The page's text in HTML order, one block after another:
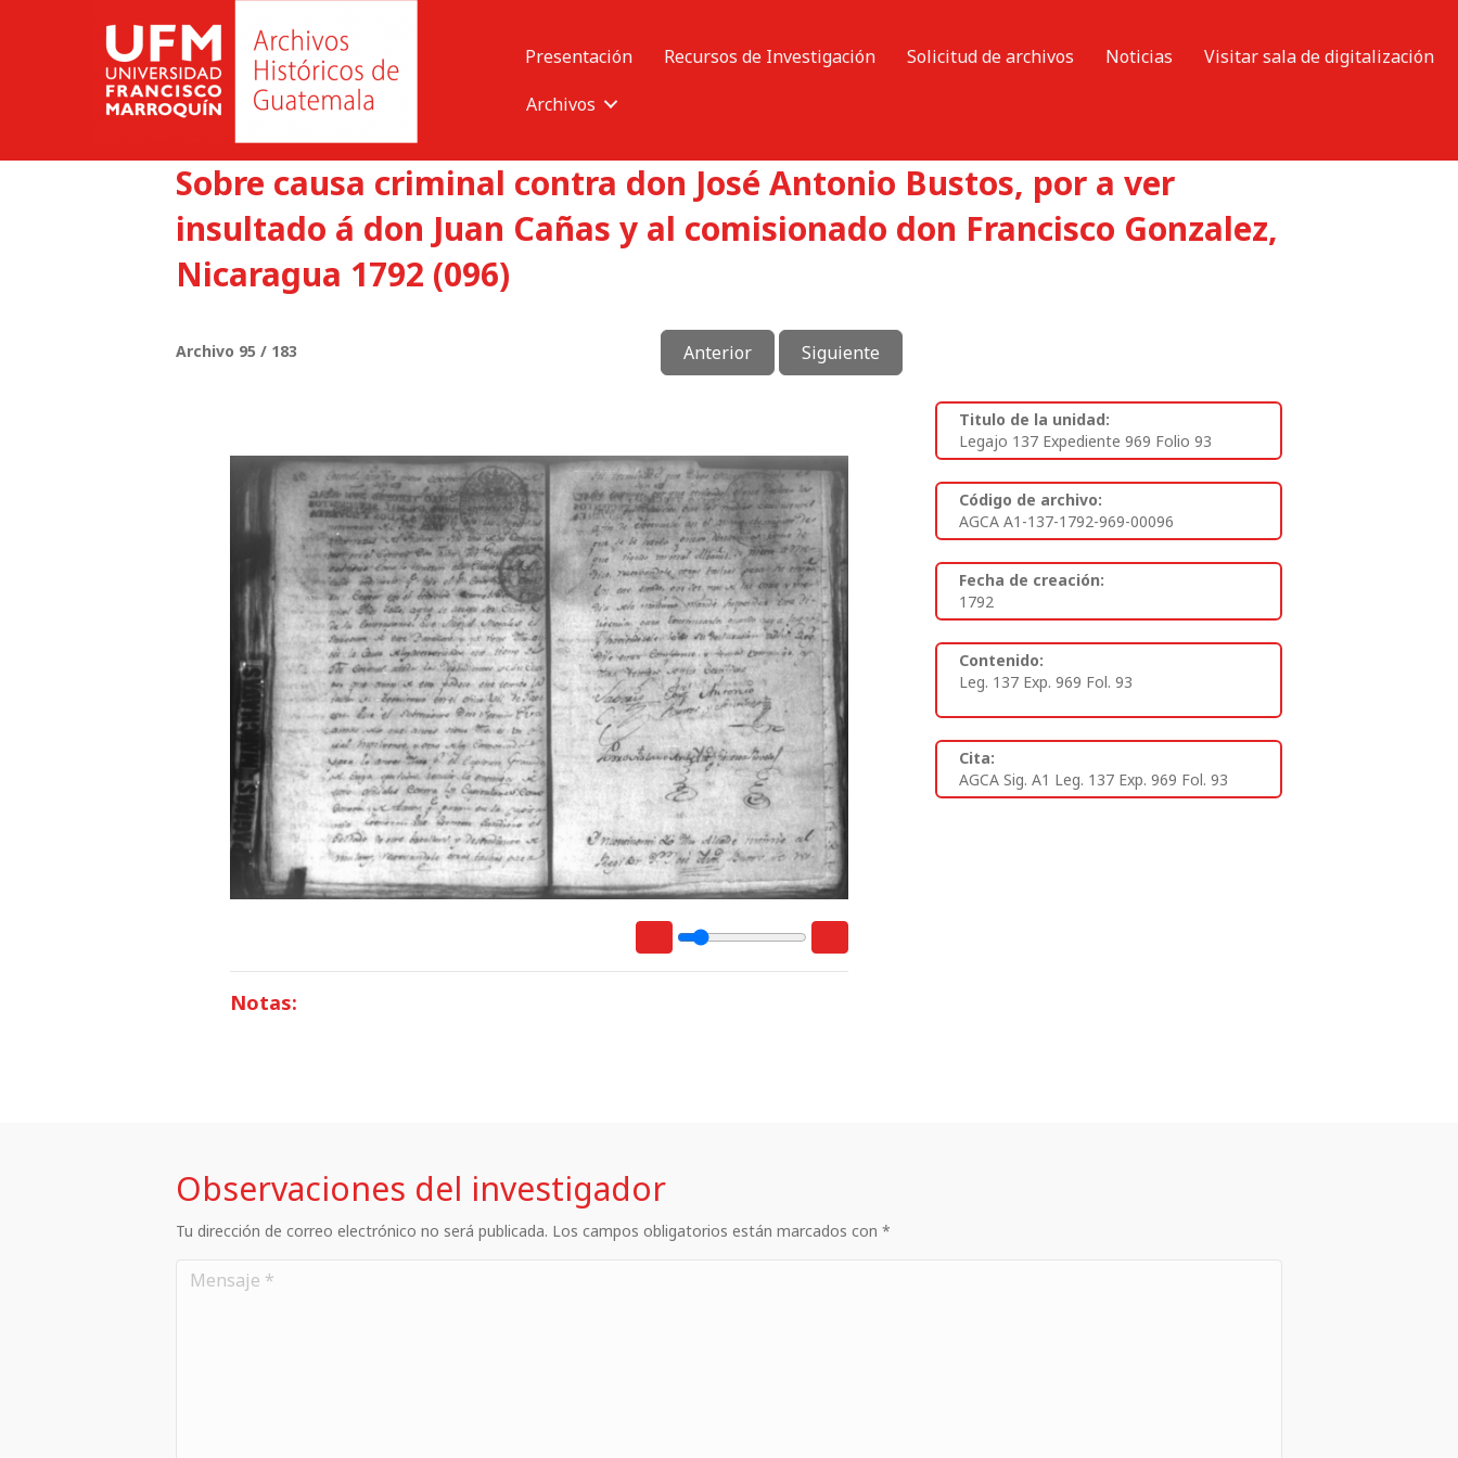
Presentación Recursos de Investigación Solicitud de archivos Noticias
Visitar sala de digitalización
Archivos
Sobre causa criminal contra don José Antonio Bustos, por a ver
insultado á don Juan Cañas y al comisionado don Francisco Gonzalez,
Nicaragua 1792 (096)
Archivo 95 / 183 Anterior Siguiente
Notas:
Titulo de la unidad:
Legajo 137 Expediente 969 Folio 93
Código de archivo:
AGCA A1-137-1792-969-00096
Fecha de creación:
1792
Contenido:
Leg. 137 Exp. 969 Fol. 93
Cita:
AGCA Sig. A1 Leg. 137 Exp. 969 Fol. 93
Observaciones del investigador
Tu dirección de correo electrónico no será publicada. Los campos obligatorios están marcados con *